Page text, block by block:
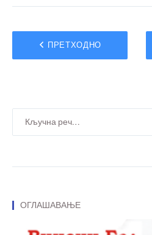
ПРЕТХОДНО
ОГЛАШАВАЊЕ